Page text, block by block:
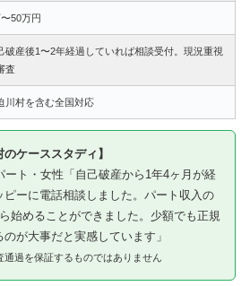
50万円
破産後1〜2年経過していれば相談受付。現況重視
査
川村を含む全国対応
ケーススタディ】
ート・女性「自己破産から1年4ヶ月が経
ーに電話相談しました。パート収入の
始めることができました。少額でも正規
が大事だと実感しています」
過を保証するものではありません